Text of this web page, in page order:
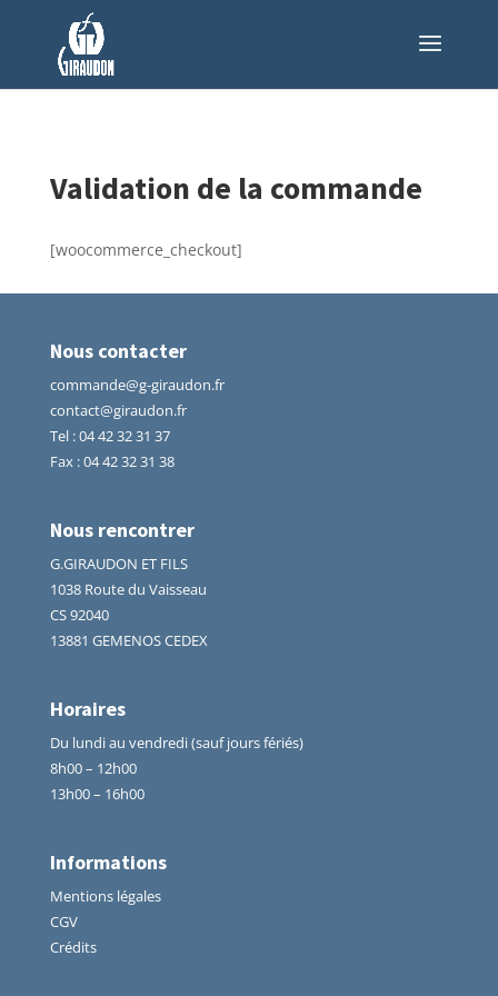
Validation de la commande
[woocommerce_checkout]
Nous contacter
commande@g-giraudon.fr
contact@giraudon.fr
Tel :04 42 32 31 37
Fax : 04 42 32 31 38
Nous rencontrer
G.GIRAUDON ET FILS
1038 Route du Vaisseau
CS 92040
13881 GEMENOS CEDEX
Horaires
Du lundi au vendredi (sauf jours fériés)
8h00 – 12h00
13h00 – 16h00
Informations
Mentions légales
CGV
Crédits